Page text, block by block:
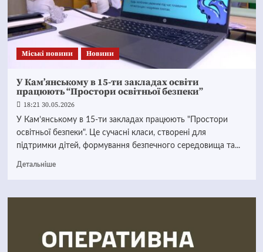
Mіські новини Новини
У Кам’янському в 15-ти закладах освіти
працюють “Простори освітньої безпеки”
18:21 30.05.2026
У Кам’янському в 15-ти закладах працюють "Простори
освітньої безпеки". Це сучасні класи, створені для
підтримки дітей, формування безпечного середовища та...
Детальніше